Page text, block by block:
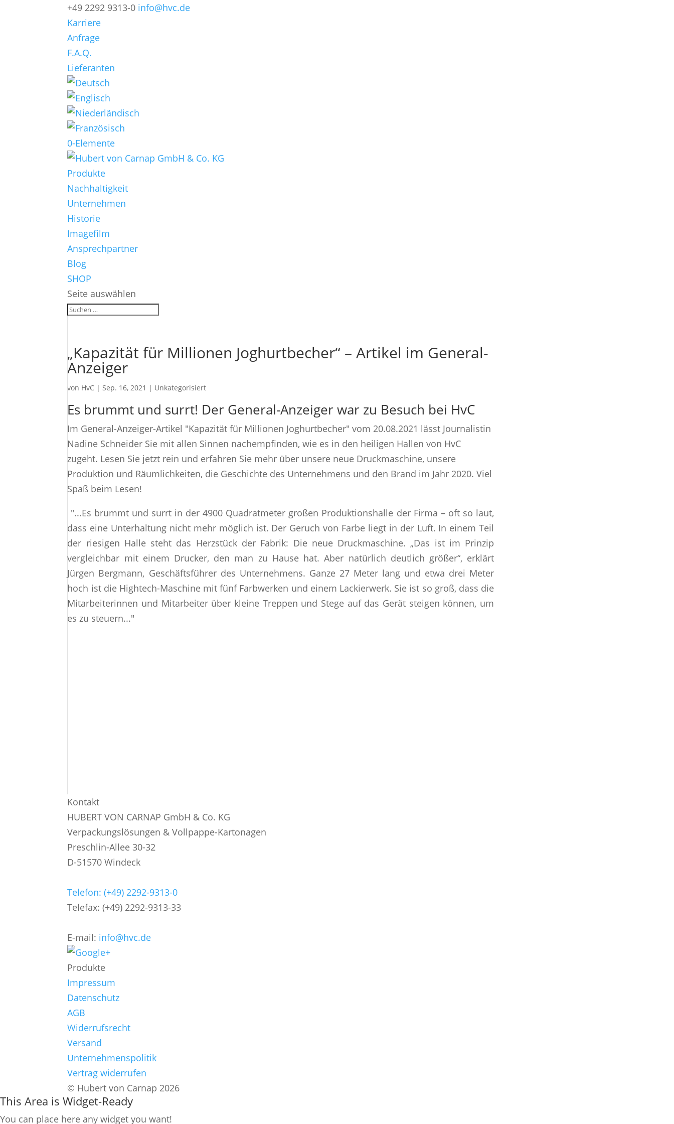
+49 2292 9313-0 info@hvc.de
Karriere
Anfrage
F.A.Q.
Lieferanten
0-Elemente
Produkte
Nachhaltigkeit
Unternehmen
Historie
Imagefilm
Ansprechpartner
Blog
SHOP
Seite auswählen
„Kapazität für Millionen Joghurtbecher“ – Artikel im General-
Anzeiger
von HvC |Sep. 16, 2021 | Unkategorisiert
Es brummt und surrt! Der General-Anzeiger war zu Besuch bei HvC
Im General-Anzeiger-Artikel "Kapazität für Millionen Joghurtbecher" vom 20.08.2021 lässt Journalistin
Nadine Schneider Sie mit allen Sinnen nachempfinden, wie es in den heiligen Hallen von HvC
zugeht. Lesen Sie jetzt rein und erfahren Sie mehr über unsere neue Druckmaschine, unsere
Produktion und Räumlichkeiten, die Geschichte des Unternehmens und den Brand im Jahr 2020. Viel
Spaß beim Lesen!
"...Es brummt und surrt in der 4900 Quadratmeter großen Produktionshalle der Firma – oft so laut,
dass eine Unterhaltung nicht mehr möglich ist. Der Geruch von Farbe liegt in der Luft. In einem Teil
der riesigen Halle steht das Herzstück der Fabrik: Die neue Druckmaschine. „Das ist im Prinzip
vergleichbar mit einem Drucker, den man zu Hause hat. Aber natürlich deutlich größer“, erklärt
Jürgen Bergmann, Geschäftsführer des Unternehmens. Ganze 27 Meter lang und etwa drei Meter
hoch ist die Hightech-Maschine mit fünf Farbwerken und einem Lackierwerk. Sie ist so groß, dass die
Mitarbeiterinnen und Mitarbeiter über kleine Treppen und Stege auf das Gerät steigen können, um
es zu steuern..."
Kontakt
HUBERT VON CARNAP GmbH & Co. KG
Verpackungslösungen & Vollpappe-Kartonagen
Preschlin-Allee 30-32
D-51570 Windeck
Telefon: (+49) 2292-9313-0
Telefax: (+49) 2292-9313-33
E-mail: info@hvc.de
Produkte
Impressum
Datenschutz
AGB
Widerrufsrecht
Versand
Unternehmenspolitik
Vertrag widerrufen
© Hubert von Carnap 2026
This Area is Widget-Ready
You can place here any widget you want!